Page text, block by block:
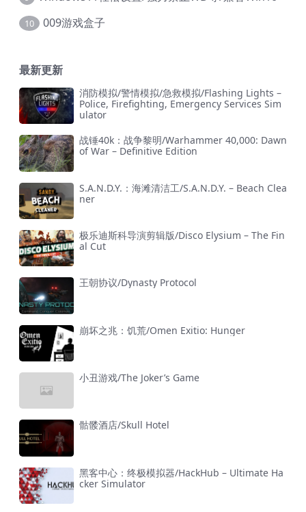
10 009游戏盒子
最新更新
消防模拟/警情模拟/急救模拟/Flashing Lights –
Police, Firefighting, Emergency Services Sim
ulator
战锤40k：战争黎明/Warhammer 40,000: Dawn
of War – Definitive Edition
S.A.N.D.Y.：海滩清洁工/S.A.N.D.Y. – Beach Clea
ner
极乐迪斯科导演剪辑版/Disco Elysium – The Fin
al Cut
王朝协议/Dynasty Protocol
崩坏之兆：饥荒/Omen Exitio: Hunger
小丑游戏/The Joker’s Game
骷髅酒店/Skull Hotel
黑客中心：终极模拟器/HackHub – Ultimate Ha
cker Simulator